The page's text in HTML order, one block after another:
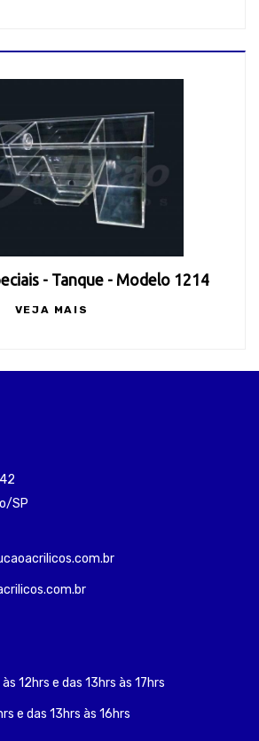
- Tanque - Modelo 1214
VEJA MAIS
SP
12hrs e das 13hrs às 17hrs
e das 13hrs às 16hrs